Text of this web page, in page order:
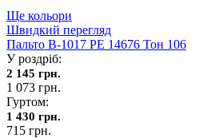
Ще кольори
Швидкий перегляд
Пальто В-1017 PE 14676 Тон 106
У роздріб:
2 145 грн.
1 073 грн.
Гуртом:
1 430 грн.
715 грн.